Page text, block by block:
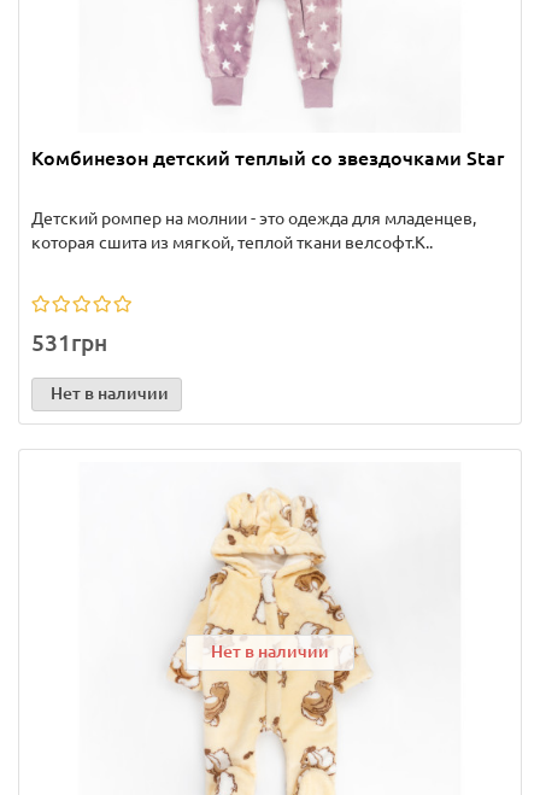
Комбинезон детский теплый со звездочками Star
Детский ромпер на молнии - это одежда для младенцев,
которая сшита из мягкой, теплой ткани велсофт.К..
531грн
Нет в наличии
Нет в наличии